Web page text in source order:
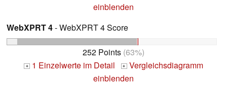
einblenden
WebXPRT 4- WebXPRT 4 Score
252 Points (63%)
+ 1 Einzelwerte im Detail + Vergleichsdiagramm
einblenden